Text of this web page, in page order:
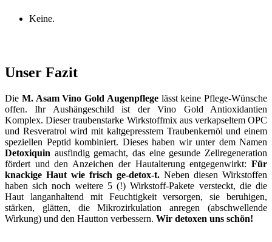
Keine.
Unser Fazit
Die M. Asam Vino Gold Augenpflegelässt keine Pflege-Wünsche
offen. Ihr Aushängeschild ist der Vino Gold Antioxidantien
Komplex. Dieser traubenstarke Wirkstoffmix aus verkapseltem OPC
und Resveratrol wird mit kaltgepresstem Traubenkernöl und einem
speziellen Peptid kombiniert. Dieses haben wir unter dem Namen
Detoxiquin ausfindig gemacht, das eine gesunde Zellregeneration
fördert und den Anzeichen der Hautalterung entgegenwirkt: Für
knackige Haut wie frisch ge-detox-t. Neben diesen Wirkstoffen
haben sich noch weitere 5 (!) Wirkstoff-Pakete versteckt, die die
Haut langanhaltend mit Feuchtigkeit versorgen, sie beruhigen,
stärken, glätten, die Mikrozirkulation anregen (abschwellende
Wirkung) und den Hautton verbessern. Wir detoxen uns schön!